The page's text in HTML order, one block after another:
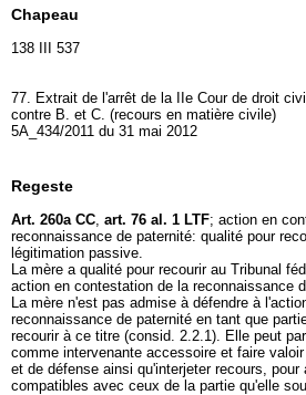
Chapeau
138 III 537
77. Extrait de l'arrêt de la IIe Cour de droit
contre B. et C. (recours en matière civile)
5A_434/2011 du 31 mai 2012
Regeste
Art. 260a CC, art. 76 al. 1 LTF; action en
reconnaissance de paternité: qualité pour
légitimation passive.
La mère a qualité pour recourir au Tribunal
action en contestation de la reconnaissance
La mère n'est pas admise à défendre à
reconnaissance de paternité en tant que
recourir à ce titre (consid. 2.2.1). Elle peut
comme intervenante accessoire et faire
et de défense ainsi qu'interjeter recours,
compatibles avec ceux de la partie qu'elle